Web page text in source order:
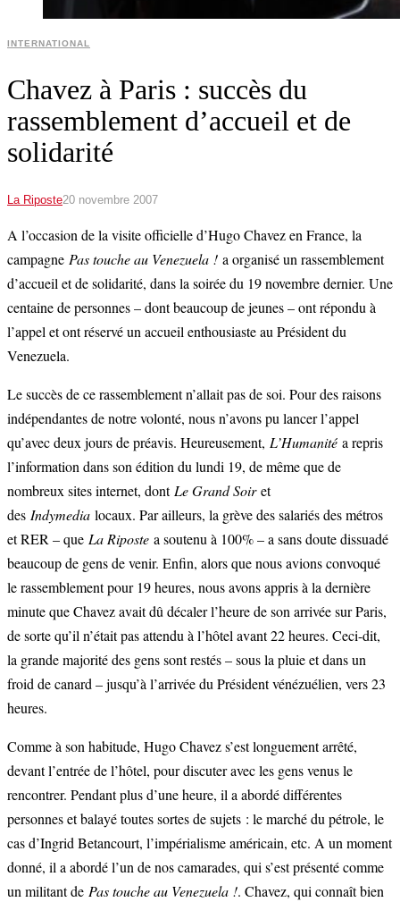
INTERNATIONAL
Chavez à Paris : succès du
rassemblement d’accueil et de
solidarité
La Riposte20 novembre 2007
A l’occasion de la visite officielle d’Hugo Chavez en France, la
campagne Pas touche au Venezuela ! a organisé un rassemblement
d’accueil et de solidarité, dans la soirée du 19 novembre dernier. Une
centaine de personnes – dont beaucoup de jeunes – ont répondu à
l’appel et ont réservé un accueil enthousiaste au Président du
Venezuela.
Le succès de ce rassemblement n’allait pas de soi. Pour des raisons
indépendantes de notre volonté, nous n’avons pu lancer l’appel
qu’avec deux jours de préavis. Heureusement, L’Humanité a repris
l’information dans son édition du lundi 19, de même que de
nombreux sites internet, dont Le Grand Soiret
des Indymedia locaux. Par ailleurs, la grève des salariés des métros
et RER – que La Riposte a soutenu à 100% – a sans doute dissuadé
beaucoup de gens de venir. Enfin, alors que nous avions convoqué
le rassemblement pour 19 heures, nous avons appris à la dernière
minute que Chavez avait dû décaler l’heure de son arrivée sur Paris,
de sorte qu’il n’était pas attendu à l’hôtel avant 22 heures. Ceci-dit,
la grande majorité des gens sont restés – sous la pluie et dans un
froid de canard – jusqu’à l’arrivée du Président vénézuélien, vers 23
heures.
Comme à son habitude, Hugo Chavez s’est longuement arrêté,
devant l’entrée de l’hôtel, pour discuter avec les gens venus le
rencontrer. Pendant plus d’une heure, il a abordé différentes
personnes et balayé toutes sortes de sujets : le marché du pétrole, le
cas d’Ingrid Betancourt, l’impérialisme américain, etc. A un moment
donné, il a abordé l’un de nos camarades, qui s’est présenté comme
un militant de Pas touche au Venezuela !. Chavez, qui connaît bien